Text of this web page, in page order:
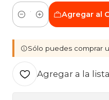
Cantidad
Agregar al
Sólo puedes comprar
Agregar a la